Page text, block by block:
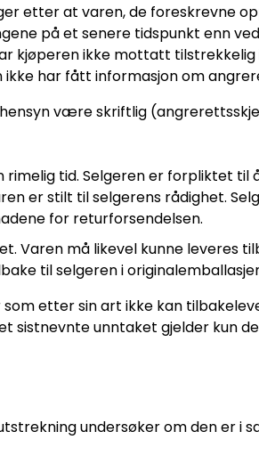
etter at varen, de foreskrevne
på et senere tidspunkt enn
kjøperen ikke mottatt
har fått informasjon om
være skriftlig
tid. Selgeren er forpliktet til
er stilt til selgerens rådighet.
for returforsendelsen.
Varen må likevel kunne
til selgeren i
etter sin art ikke kan
unntaket gjelder kun
undersøker om den er i